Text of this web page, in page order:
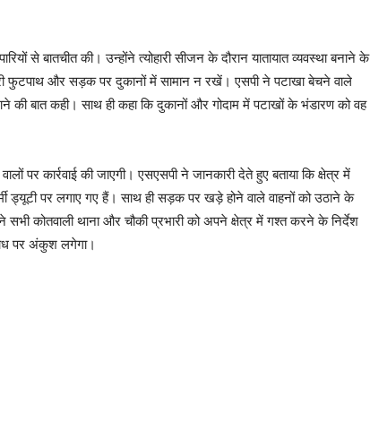
से बातचीत की। उन्होंने त्योहारी सीजन के दौरान यातायात व्यवस्था बनाने के
फुटपाथ और सड़क पर दुकानों में सामान न रखें। एसपी ने पटाखा बेचने वाले
की बात कही। साथ ही कहा कि दुकानों और गोदाम में पटाखों के भंडारण को वह
पर कार्रवाई की जाएगी। एसएसपी ने जानकारी देते हुए बताया कि क्षेत्र में
ड्यूटी पर लगाए गए हैं। साथ ही सड़क पर खड़े होने वाले वाहनों को उठाने के
कोतवाली थाना और चौकी प्रभारी को अपने क्षेत्र में गश्त करने के निर्देश
पर अंकुश लगेगा।